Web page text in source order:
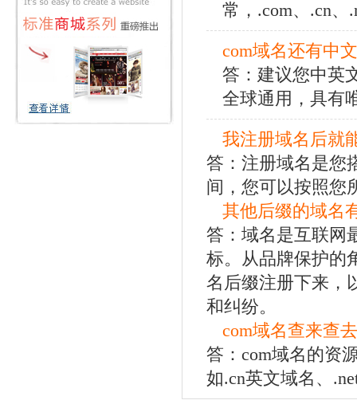
常，.com、.cn、
com域名还有中
答：建议您中英
全球通用，具有
我注册域名后就
答：注册域名是您
间，您可以按照您
其他后缀的域名
答：域名是互联网
标。从品牌保护的
名后缀注册下来，
和纠纷。
com域名查来查
答：com域名的资
如.cn英文域名、